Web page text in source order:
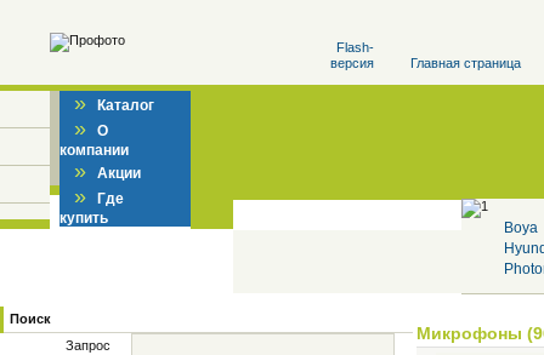
Flash-
версия
Главная страница
» Каталог
» О
компании
» Акции
» Где
купить
Boya
Поиск
Запрос
Микрофоны